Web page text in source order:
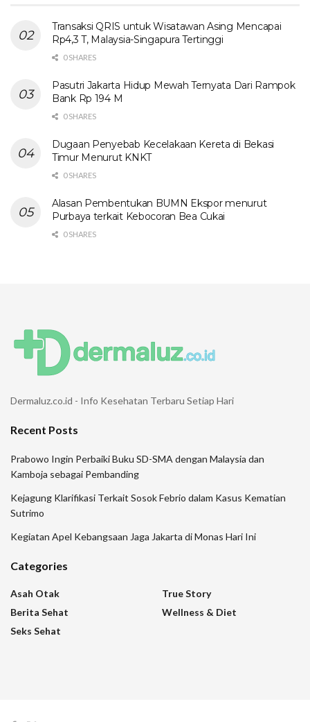
Transaksi QRIS untuk Wisatawan Asing Mencapai
Rp4,3 T, Malaysia-Singapura Tertinggi
0 SHARES
Pasutri Jakarta Hidup Mewah Ternyata Dari Rampok
Bank Rp 194 M
0 SHARES
Dugaan Penyebab Kecelakaan Kereta di Bekasi
Timur Menurut KNKT
0 SHARES
Alasan Pembentukan BUMN Ekspor menurut
Purbaya terkait Kebocoran Bea Cukai
0 SHARES
Dermaluz.co.id - Info Kesehatan Terbaru Setiap Hari
Recent Posts
Prabowo Ingin Perbaiki Buku SD-SMA dengan Malaysia dan
Kamboja sebagai Pembanding
Kejagung Klarifikasi Terkait Sosok Febrio dalam Kasus Kematian
Sutrimo
Kegiatan Apel Kebangsaan Jaga Jakarta di Monas Hari Ini
Categories
Asah Otak
Berita Sehat
Seks Sehat
True Story
Wellness & Diet